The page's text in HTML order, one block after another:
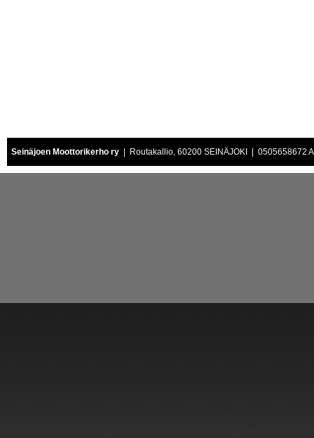
Seinäjoen Moottorikerho ry | Routakallio, 60200 SEINÄJOKI | 0505658672